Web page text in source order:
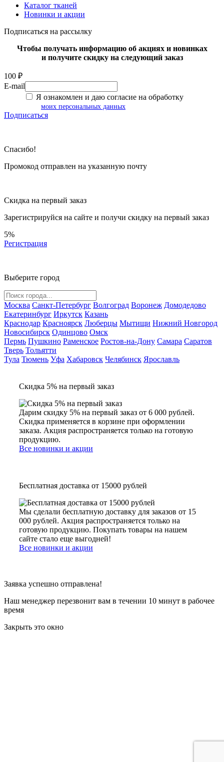
Каталог тканей
Новинки и акции
Подписаться на рассылку
Чтобы получать информацию об акциях и новинках
и получите скидку на следующий заказ
100 ₽
E-mail
Я ознакомлен и даю согласие на обработку
моих персональных данных
Подписаться
Спасибо!
Промокод отправлен на указанную почту
Скидка на первый заказ
Зарегистрируйся на сайте и получи скидку на первый заказ
5%
Регистрация
Выберите город
Москва Санкт-Петербург Волгоград Воронеж Домодедово
Екатеринбург Иркутск Казань
Краснодар Красноярск Люберцы Мытищи Нижний Новгород
Новосибирск Одинцово Омск
Пермь Пушкино Раменское Ростов-на-Дону Самара Саратов
Тверь Тольятти
Тула Тюмень Уфа Хабаровск Челябинск Ярославль
Скидка 5% на первый заказ
Дарим скидку 5% на первый заказ от 6 000 рублей.
Скидка применяется в корзине при оформлении
заказа. Акция распространяется только на готовую
продукцию.
Все новинки и акции
Бесплатная доставка от 15000 рублей
Мы сделали бесплатную доставку для заказов от 15
000 рублей. Акция распространяется только на
готовую продукцию. Покупать товары на нашем
сайте стало еще выгодней!
Все новинки и акции
Заявка успешно отправлена!
Наш менеджер перезвонит вам в течении 10 минут в рабочее
время
Закрыть это окно